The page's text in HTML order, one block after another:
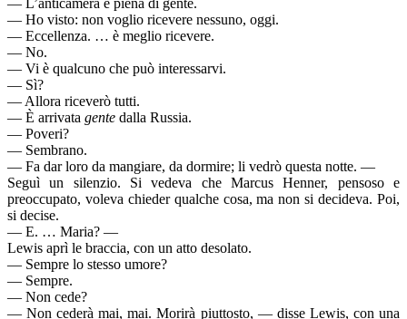
— L’anticamera è piena di gente.
— Ho visto: non voglio ricevere nessuno, oggi.
— Eccellenza. … è meglio ricevere.
— No.
— Vi è qualcuno che può interessarvi.
— Sì?
— Allora riceverò tutti.
— È arrivata gente dalla Russia.
— Poveri?
— Sembrano.
— Fa dar loro da mangiare, da dormire; li vedrò questa notte. —
Seguì un silenzio. Si vedeva che Marcus Henner, pensoso e
preoccupato, voleva chieder qualche cosa, ma non si decideva. Poi,
si decise.
— E. … Maria? —
Lewis aprì le braccia, con un atto desolato.
— Sempre lo stesso umore?
— Sempre.
— Non cede?
— Non cederà mai, mai. Morirà piuttosto, — disse Lewis, con una